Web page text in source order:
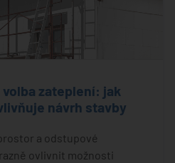
zateplení: jak
návrh stavby
a odstupové
ovlivnit možnosti